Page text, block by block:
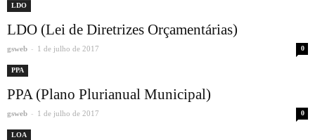
LDO
LDO (Lei de Diretrizes Orçamentárias)
gsweb - 1 de julho de 2017 0
PPA
PPA (Plano Plurianual Municipal)
gsweb - 1 de julho de 2017 0
LOA